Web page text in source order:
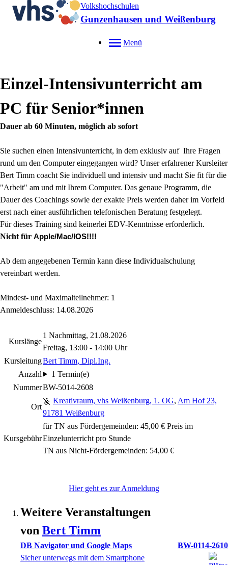
Volkshochschulen
Gunzenhausen und Weißenburg
Menü
Einzel-Intensivunterricht am
PC für Senior*innen
Dauer ab 60 Minuten, möglich ab sofort
Sie suchen einen Intensivunterricht, in dem exklusiv auf Ihre Fragen
rund um den Computer eingegangen wird? Unser erfahrener Kursleiter
Bert Timm coacht Sie individuell und intensiv und macht Sie fit für die
"Arbeit" am und mit Ihrem Computer. Das genaue Programm, die
Dauer des Coachings sowie der exakte Preis werden daher im Vorfeld
erst nach einer ausführlichen telefonischen Beratung festgelegt.
Für dieses Training sind keinerlei EDV-Kenntnisse erforderlich.
Nicht für Apple/Mac/IOS!!!!
Ab dem angegebenen Termin kann diese Individualschulung
vereinbart werden.
Mindest- und Maximalteilnehmer: 1
Anmeldeschluss: 14.08.2026
Kurslänge
1 Nachmittag, 21.08.2026
Freitag, 13:00 - 14:00 Uhr
KursleitungBert Timm, Dipl.Ing.
Anzahl
1 Termin(e)
NummerBW-5014-2608
Ort
Kreativraum, vhs Weißenburg, 1. OG, Am Hof 23,
91781 Weißenburg
Kursgebühr
für TN aus Fördergemeinden: 45,00 € Preis im
Einzelunterricht pro Stunde
TN aus Nicht-Fördergemeinden: 54,00 €
Hier geht es zur Anmeldung
Weitere Veranstaltungen
von Bert Timm
DB Navigator und Google Maps
BW-0114-2610
Sicher unterwegs mit dem Smartphone